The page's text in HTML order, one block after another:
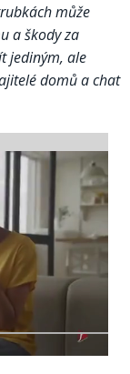
může
a škody za
jediným, ale
domů a chat